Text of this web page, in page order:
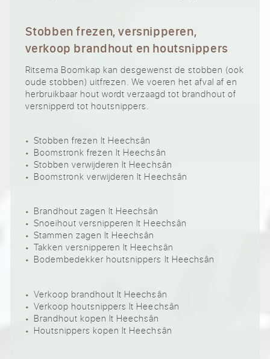
Stobben frezen, versnipperen,
verkoop brandhout en houtsnippers
Ritsema Boomkap kan desgewenst de stobben (ook
oude stobben) uitfrezen. We voeren het afval af en
herbruikbaar hout wordt verzaagd tot brandhout of
versnipperd tot houtsnippers.
Stobben frezen It Heechsân
Boomstronk frezen It Heechsân
Stobben verwijderen It Heechsân
Boomstronk verwijderen It Heechsân
Brandhout zagen It Heechsân
Snoeihout versnipperen It Heechsân
Stammen zagen It Heechsân
Takken versnipperen It Heechsân
Bodembedekker houtsnippers It Heechsân
Verkoop brandhout It Heechsân
Verkoop houtsnippers It Heechsân
Brandhout kopen It Heechsân
Houtsnippers kopen It Heechsân